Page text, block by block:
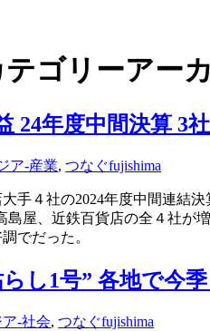
テゴリーアー
24年度中間決算 3
ア-産業,つなぐfujishima
手４社の2024年度中間連結
島屋、近鉄百貨店の全４社が
でだった。
し1号” 各地で今
-社会,つなぐfujishima